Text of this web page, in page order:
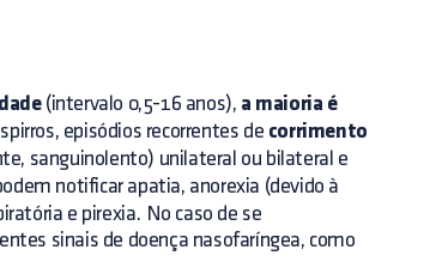
(intervalo 0,5-16 anos), a maioria é
episódios recorrentes de corrimento
sanguinolento) unilateral ou bilateral e
notificar apatia, anorexia (devido à
e pirexia. No caso de se
sinais de doença nasofaríngea, como